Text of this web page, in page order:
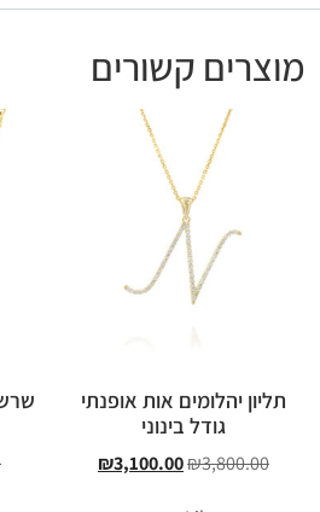
מוצרים קשורים
תליון יהלומים אות אופנתי
גודל בינוני
₪3,800.00
₪3,100.00